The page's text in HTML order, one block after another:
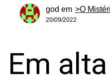
god em >O
20/09/2022
Em alta